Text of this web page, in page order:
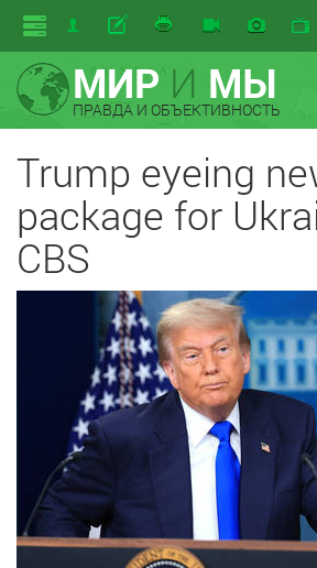
МИРИ МЫ
ПРАВДА И ОБЪЕКТИВНОСТЬ
Trump eyeing
package for
CBS